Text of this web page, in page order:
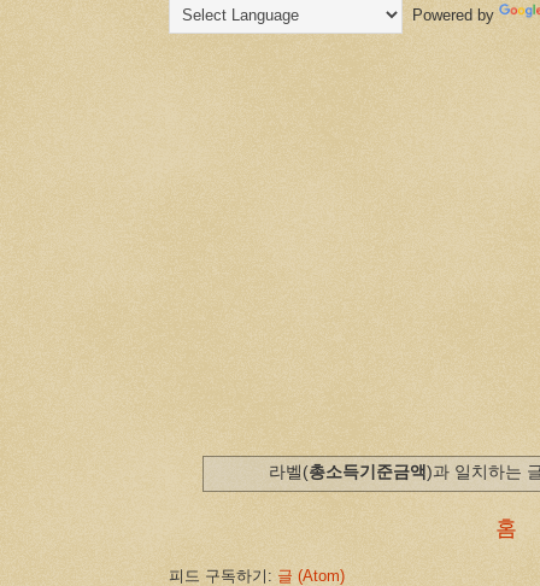
Powered by
라벨(총소득기준금액)과 일치하는
홈
피드 구독하기: 글 (Atom)